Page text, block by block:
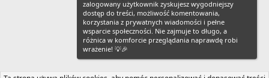
zalogowany użytkownik zyskujesz wygodniejszy
dostęp do treści, możliwość komentowania,
korzystania z prywatnych wiadomości i pełne
wsparcie społeczności. Nie zajmuje to długo, a
różnica w komforcie przeglądania naprawdę robi
wrażenie! 💡🎉